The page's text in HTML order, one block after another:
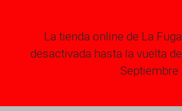
La tienda online de La
desactivada hasta la vuelta
Septiembre